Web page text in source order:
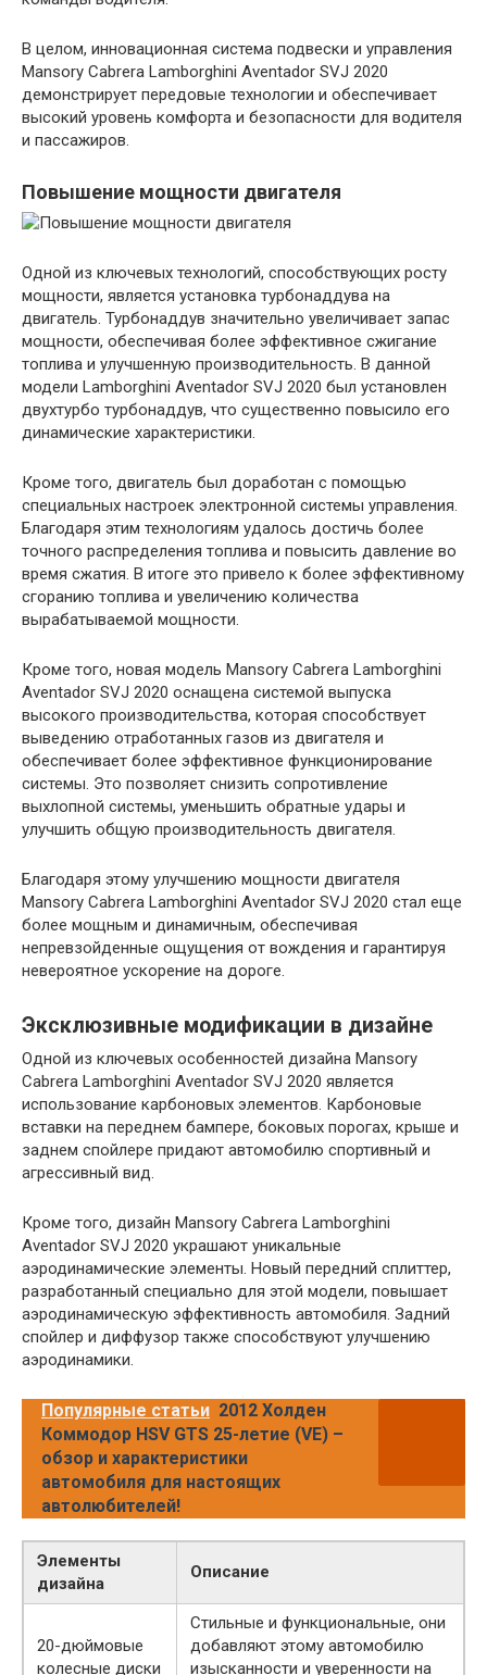
В целом, инновационная система подвески и управления
Mansory Cabrera Lamborghini Aventador SVJ 2020
демонстрирует передовые технологии и обеспечивает
высокий уровень комфорта и безопасности для водителя
и пассажиров.
Повышение мощности двигателя
Одной из ключевых технологий, способствующих росту
мощности, является установка турбонаддува на
двигатель. Турбонаддув значительно увеличивает запас
мощности, обеспечивая более эффективное сжигание
топлива и улучшенную производительность. В данной
модели Lamborghini Aventador SVJ 2020 был установлен
двухтурбо турбонаддув, что существенно повысило его
динамические характеристики.
Кроме того, двигатель был доработан с помощью
специальных настроек электронной системы управления.
Благодаря этим технологиям удалось достичь более
точного распределения топлива и повысить давление во
время сжатия. В итоге это привело к более эффективному
сгоранию топлива и увеличению количества
вырабатываемой мощности.
Кроме того, новая модель Mansory Cabrera Lamborghini
Aventador SVJ 2020 оснащена системой выпуска
высокого производительства, которая способствует
выведению отработанных газов из двигателя и
обеспечивает более эффективное функционирование
системы. Это позволяет снизить сопротивление
выхлопной системы, уменьшить обратные удары и
улучшить общую производительность двигателя.
Благодаря этому улучшению мощности двигателя
Mansory Cabrera Lamborghini Aventador SVJ 2020 стал еще
более мощным и динамичным, обеспечивая
непревзойденные ощущения от вождения и гарантируя
невероятное ускорение на дороге.
Эксклюзивные модификации в дизайне
Одной из ключевых особенностей дизайна Mansory
Cabrera Lamborghini Aventador SVJ 2020 является
использование карбоновых элементов. Карбоновые
вставки на переднем бампере, боковых порогах, крыше и
заднем спойлере придают автомобилю спортивный и
агрессивный вид.
Кроме того, дизайн Mansory Cabrera Lamborghini
Aventador SVJ 2020 украшают уникальные
аэродинамические элементы. Новый передний сплиттер,
разработанный специально для этой модели, повышает
аэродинамическую эффективность автомобиля. Задний
спойлер и диффузор также способствуют улучшению
аэродинамики.
Популярные статьи 2012 Холден
Коммодор HSV GTS 25-летие (VE) –
обзор и характеристики
автомобиля для настоящих
автолюбителей!
Элементы
дизайна
Описание
20-дюймовые
колесные диски
Стильные и функциональные, они
добавляют этому автомобилю
изысканности и уверенности на